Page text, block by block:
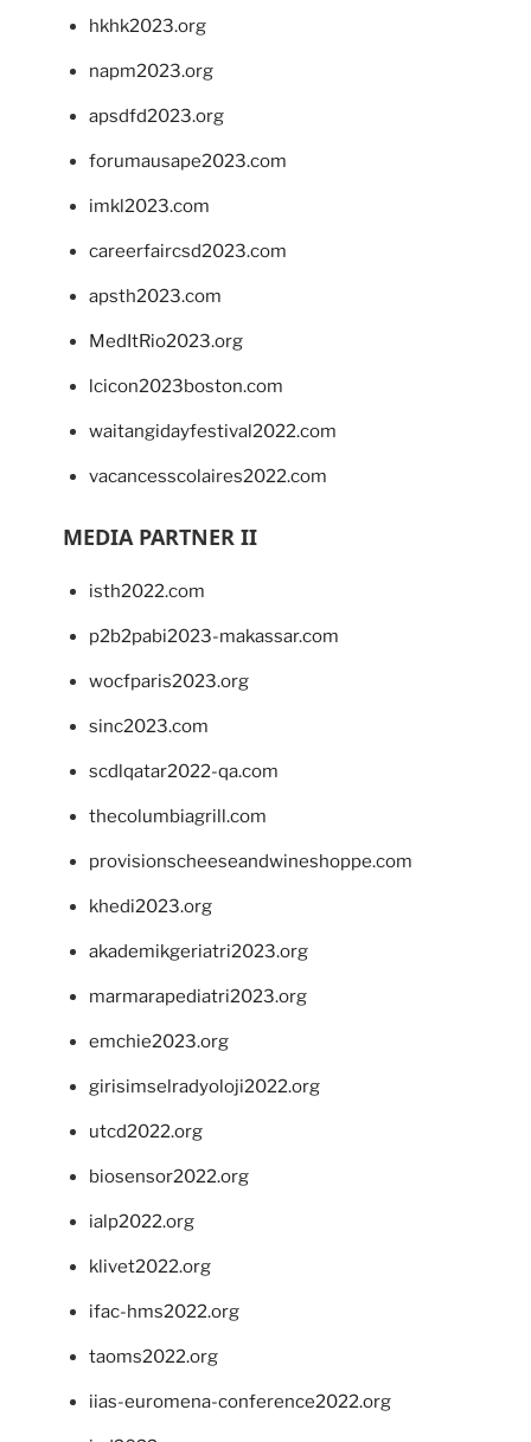
hkhk2023.org
napm2023.org
apsdfd2023.org
forumausape2023.com
imkl2023.com
careerfaircsd2023.com
apsth2023.com
MedItRio2023.org
lcicon2023boston.com
waitangidayfestival2022.com
vacancesscolaires2022.com
MEDIA PARTNER II
isth2022.com
p2b2pabi2023-makassar.com
wocfparis2023.org
sinc2023.com
scdlqatar2022-qa.com
thecolumbiagrill.com
provisionscheeseandwineshoppe.com
khedi2023.org
akademikgeriatri2023.org
marmarapediatri2023.org
emchie2023.org
girisimselradyoloji2022.org
utcd2022.org
biosensor2022.org
ialp2022.org
klivet2022.org
ifac-hms2022.org
taoms2022.org
iias-euromena-conference2022.org